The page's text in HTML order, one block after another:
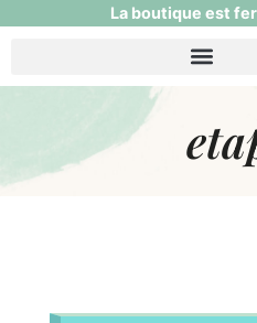
La boutique est